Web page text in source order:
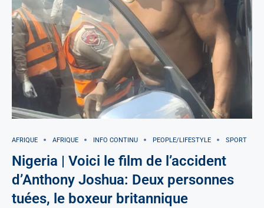
AFRIQUE AFRIQUE INFO CONTINU PEOPLE/LIFESTYLE SPORT
Nigeria | Voici le film de l’accident
d’Anthony Joshua: Deux personnes
tuées, le boxeur britannique